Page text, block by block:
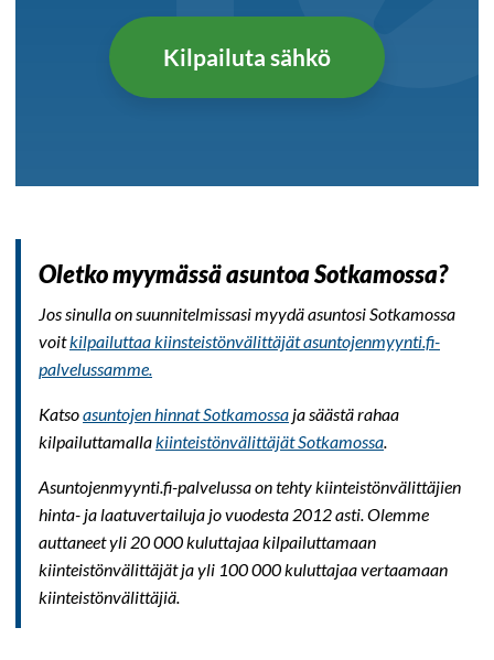
Kilpailuta sähkö
Oletko myymässä asuntoa Sotkamossa?
Jos sinulla on suunnitelmissasi myydä asuntosi Sotkamossa
voitkilpailuttaa kiinsteistönvälittäjät asuntojenmyynti.fi-
palvelussamme.
Katsoasuntojen hinnat Sotkamossa ja säästä rahaa
kilpailuttamallakiinteistönvälittäjät Sotkamossa.
Asuntojenmyynti.fi-palvelussa on tehty kiinteistönvälittäjien
hinta- ja laatuvertailuja jo vuodesta 2012 asti. Olemme
auttaneet yli 20 000 kuluttajaa kilpailuttamaan
kiinteistönvälittäjät ja yli 100 000 kuluttajaa vertaamaan
kiinteistönvälittäjiä.